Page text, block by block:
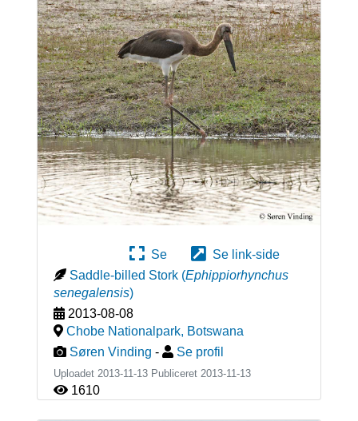
Se
Se link-side
Saddle-billed Stork (Ephippiorhynchus
senegalensis)
2013-08-08
Chobe Nationalpark, Botswana
Søren Vinding - Se profil
Uploadet 2013-11-13 Publiceret 2013-11-13
1610